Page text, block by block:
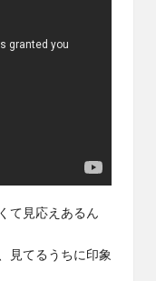
て見応えあるん
見てるうちに印象